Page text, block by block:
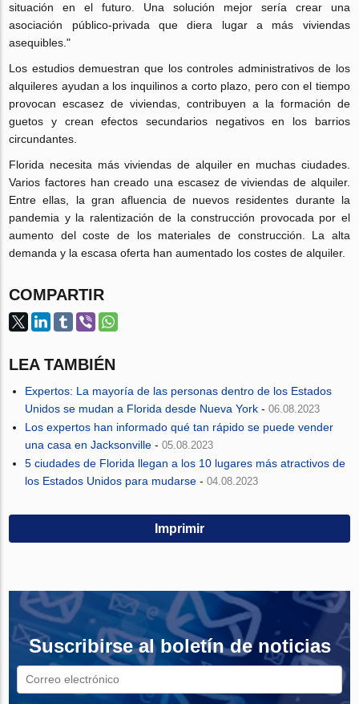
situación en el futuro. Una solución mejor sería crear una
asociación público-privada que diera lugar a más viviendas
asequibles."
Los estudios demuestran que los controles administrativos de los
alquileres ayudan a los inquilinos a corto plazo, pero con el tiempo
provocan escasez de viviendas, contribuyen a la formación de
guetos y crean efectos secundarios negativos en los barrios
circundantes.
Florida necesita más viviendas de alquiler en muchas ciudades.
Varios factores han creado una escasez de viviendas de alquiler.
Entre ellas, la gran afluencia de nuevos residentes durante la
pandemia y la ralentización de la construcción provocada por el
aumento del coste de los materiales de construcción. La alta
demanda y la escasa oferta han aumentado los costes de alquiler.
COMPARTIR
LEA TAMBIÉN
Expertos: La mayoría de las personas dentro de los Estados
Unidos se mudan a Florida desde Nueva York -06.08.2023
Los expertos han informado qué tan rápido se puede vender
una casa en Jacksonville -05.08.2023
5 ciudades de Florida llegan a los 10 lugares más atractivos de
los Estados Unidos para mudarse -04.08.2023
Imprimir
Suscribirse al boletín de noticias